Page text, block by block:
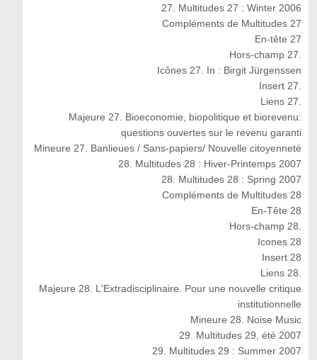
27. Multitudes 27 : Winter 2006
Compléments de Multitudes 27
En-tête 27
Hors-champ 27.
Icônes 27. In : Birgit Jürgenssen
Insert 27.
Liens 27.
Majeure 27. Bioeconomie, biopolitique et biorevenu:
questions ouvertes sur le revenu garanti
Mineure 27. Banlieues / Sans-papiers/ Nouvelle citoyenneté
28. Multitudes 28 : Hiver-Printemps 2007
28. Multitudes 28 : Spring 2007
Compléments de Multitudes 28
En-Tête 28
Hors-champ 28.
Icones 28
Insert 28
Liens 28.
Majeure 28. L'Extradisciplinaire. Pour une nouvelle critique
institutionnelle
Mineure 28. Noise Music
29. Multitudes 29, été 2007
29. Multitudes 29 : Summer 2007